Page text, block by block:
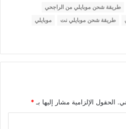
طريقة شحن موبايلي من الراجحي
طريقة شحن موبايلي نت
موبايلي
الحقول الإلزامية مشار إليها بـ*